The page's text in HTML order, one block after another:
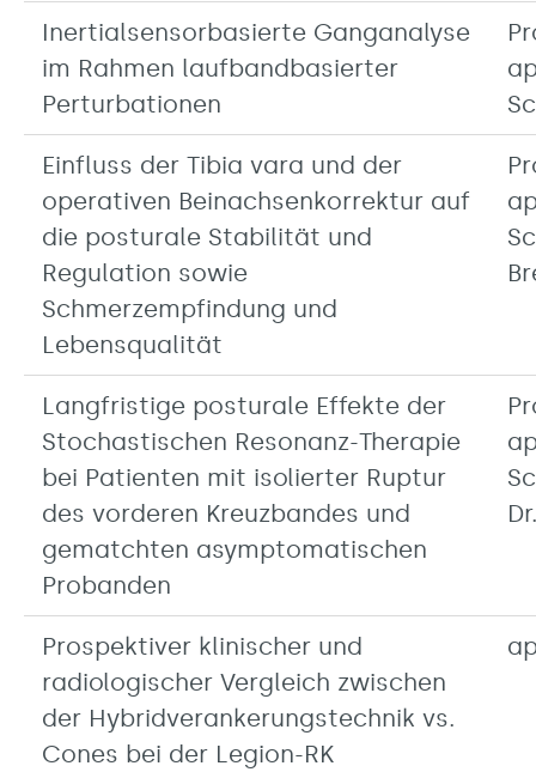
Inertialsensorbasierte Ganganalyse
im Rahmen laufbandbasierter
Perturbationen
Einfluss der Tibia vara und der
operativen Beinachsenkorrektur auf
die posturale Stabilität und
Regulation sowie
Schmerzempfindung und
Lebensqualität
Langfristige posturale Effekte der
Stochastischen Resonanz-Therapie
bei Patienten mit isolierter Ruptur
des vorderen Kreuzbandes und
gematchten asymptomatischen
Probanden
Prospektiver klinischer und
radiologischer Vergleich zwischen
der Hybridverankerungstechnik vs.
Cones bei der Legion-RK